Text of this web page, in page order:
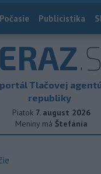
Počasie Publicistika
Tlačovej
republiky
Piatok 7. august 2026
Meniny má Štefánia